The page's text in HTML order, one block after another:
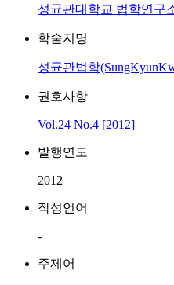
성균관대학교 법학연구
학술지명
성균관법학
권호사항
Vol.24 No.4 [2012]
발행연도
2012
작성언어
-
주제어